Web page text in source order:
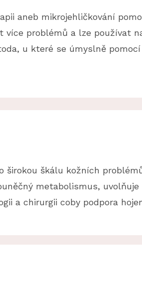
aneb mikrojehličkování
problémů a lze používat
u které se úmyslně
škálu kožních
metabolismus,
a chirurgii coby podpora